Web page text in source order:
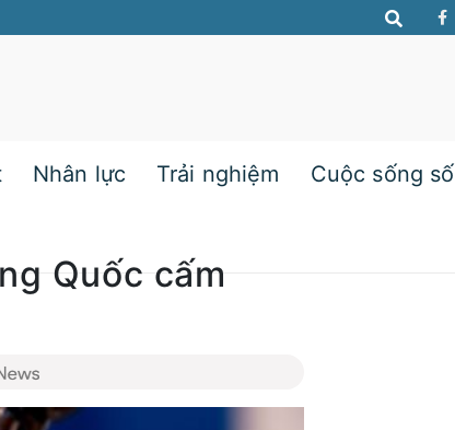
Nhân lực Trải nghiệm Cuộc sống số
Quốc cấm